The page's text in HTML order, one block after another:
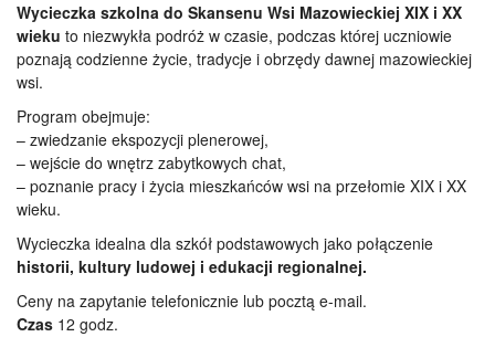
Wycieczka szkolna do Skansenu Wsi Mazowieckiej XIX i XX
wieku to niezwykła podróż w czasie, podczas której uczniowie
poznają codzienne życie, tradycje i obrzędy dawnej mazowieckiej
wsi.
Program obejmuje:
– zwiedzanie ekspozycji plenerowej,
– wejście do wnętrz zabytkowych chat,
– poznanie pracy i życia mieszkańców wsi na przełomie XIX i XX
wieku.
Wycieczka idealna dla szkół podstawowych jako połączenie
historii, kultury ludowej i edukacji regionalnej.
Ceny na zapytanie telefonicznie lub pocztą e-mail.
Czas 12 godz.